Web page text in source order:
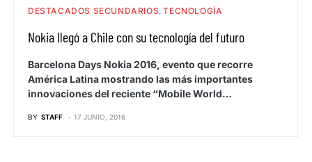
DESTACADOS SECUNDARIOS TECNOLOGÍA
Nokia llegó a Chile con su tecnología del futuro
Barcelona Days Nokia 2016, evento que recorre
América Latina mostrando las más importantes
innovaciones del reciente “Mobile World…
BY STAFF 17 JUNIO, 2016